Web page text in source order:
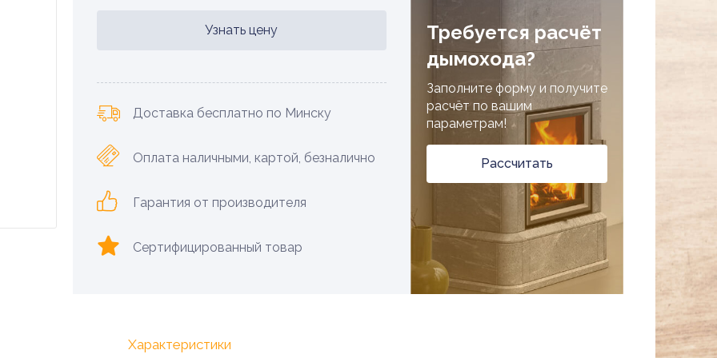
Узнать цену
Доставка бесплатно по Минску
Оплата наличными, картой, безналично
Гарантия от производителя
Сертифицированный товар
Требуется расчёт
дымохода?
Заполните форму и получите
расчёт по вашим
параметрам!
Рассчитать
Характеристики